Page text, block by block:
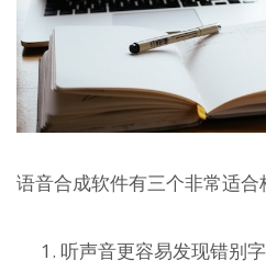
语音合成软件有三个非常适合
听声音更容易发现错别字